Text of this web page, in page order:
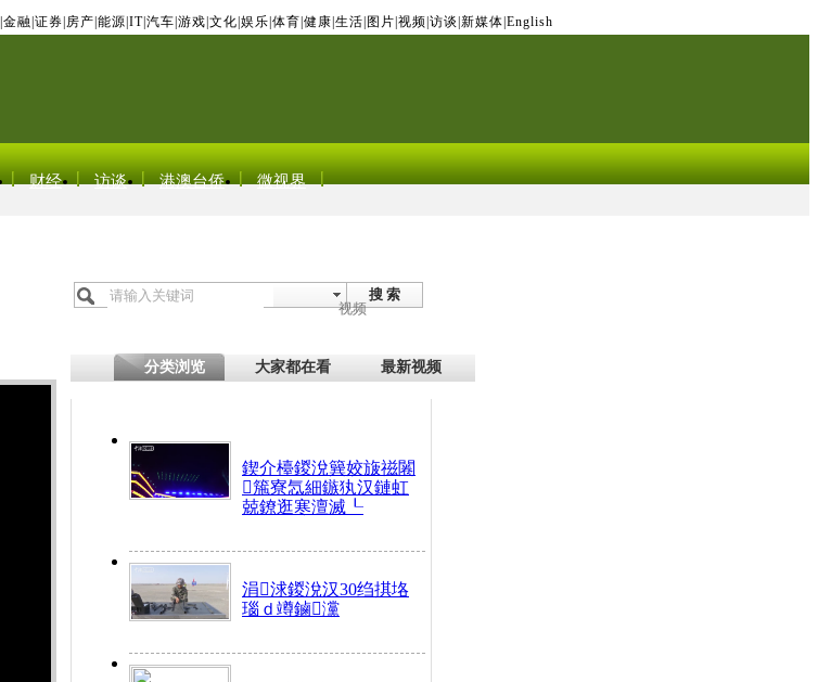
金融 证券 房产 能源 IT| 汽车 游戏 文化 娱乐 体育 健康 生活 图片 视频 访谈 新媒体 English
财经 访谈 港澳台侨 微视界
搜 索
视频
分类浏览 大家都在看 最新视频
鍥介檯鍐涗簨姣旇禌闂
箷寮忥細鏃犱汉鏈虹
兢鐐逛寒澶滅┖
涓浗鍐涗汉30绉掑垎
瑙ｄ竴鏀灙